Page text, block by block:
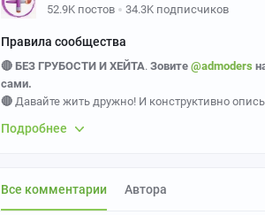
52.9K постов 34.3K подписчиков
Правила сообщества
🔴 БЕЗ ГРУБОСТИ И ХЕЙТА. Зовите @admoders
сами.
🔴 Давайте жить дружно! И конструктивно
на ткани / иных носителях.
2.Слабые работы часто отклоняем, ибо они
Подробнее
Все комментарии Автора